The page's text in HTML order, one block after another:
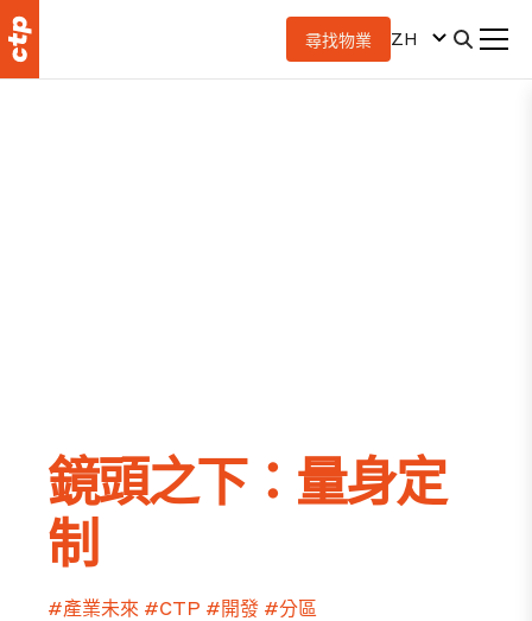
尋找物業 ZH
鏡頭之下：量身定
制
#產業未來 #CTP #開發 #分區